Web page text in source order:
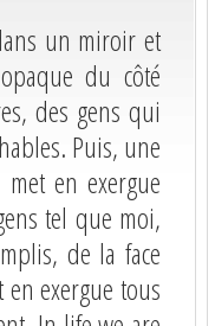
un miroir et
du côté
des gens qui
Puis, une
en exergue
tel que moi,
de la face
exergue tous